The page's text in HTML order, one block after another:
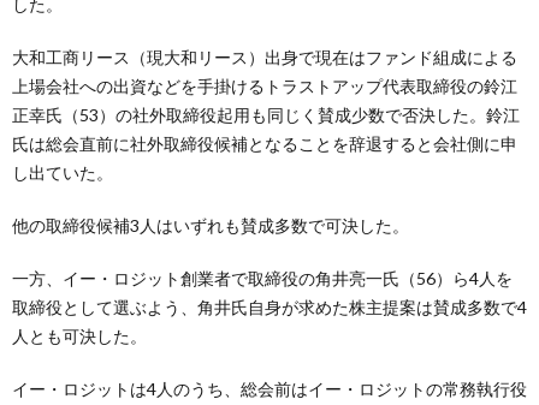
大和工商リース（現大和リース）出身で現在はファンド組成による
上場会社への出資などを手掛けるトラストアップ代表取締役の鈴江
正幸氏（53）の社外取締役起用も同じく賛成少数で否決した。鈴江
氏は総会直前に社外取締役候補となることを辞退すると会社側に申
し出ていた。
他の取締役候補3人はいずれも賛成多数で可決した。
一方、イー・ロジット創業者で取締役の角井亮一氏（56）ら4人を
取締役として選ぶよう、角井氏自身が求めた株主提案は賛成多数で4
人とも可決した。
イー・ロジットは4人のうち、総会前はイー・ロジットの常務執行役